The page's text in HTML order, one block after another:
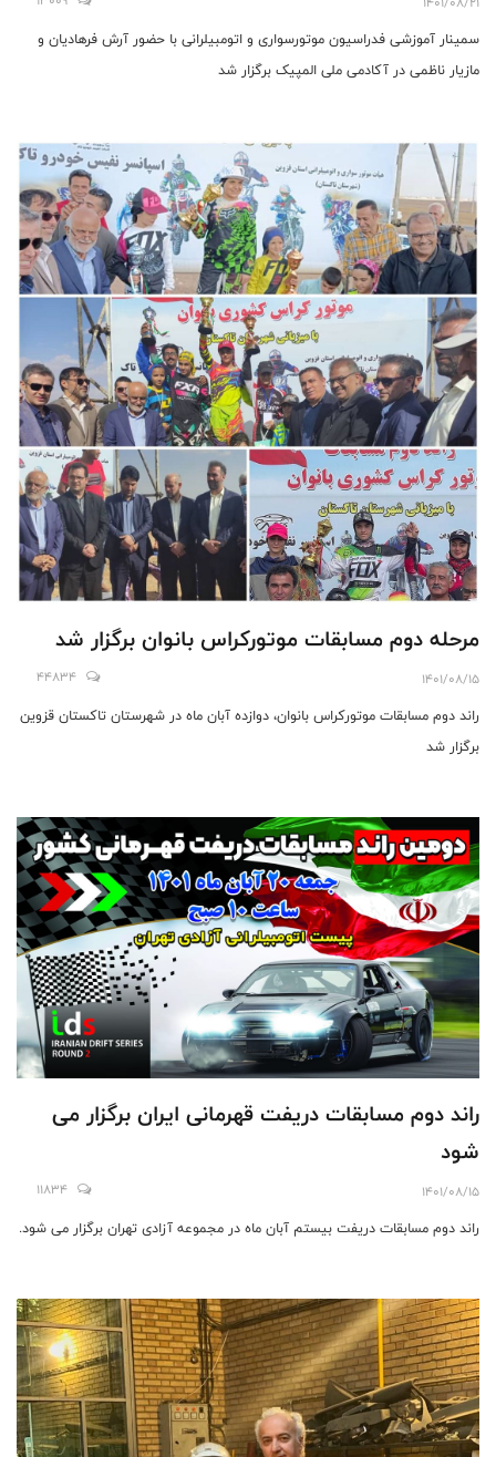
سمینار آموزشی فدراسیون موتورسواری و اتومبیلرانی با حضور آرش فرهادیان و
مازیار ناظمی در آکادمی ملی المپیک برگزار شد
مرحله دوم مسابقات موتورکراس بانوان برگزار شد
1401/08/15
44834
راند دوم مسابقات موتورکراس بانوان، دوازده آبان ماه در شهرستان تاکستان قزوین
برگزار شد
راند دوم مسابقات دریفت قهرمانی ایران برگزار می
شود
1401/08/15
11834
راند دوم مسابقات دریفت بیستم آبان ماه در مجموعه آزادی تهران برگزار می شود.